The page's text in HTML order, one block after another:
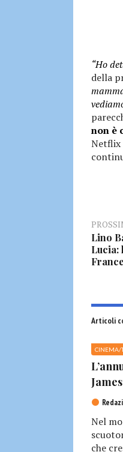
“Ho
della
non è
Netflix
Lino
Lucia:
Articoli
CINEMA/
Nel
che